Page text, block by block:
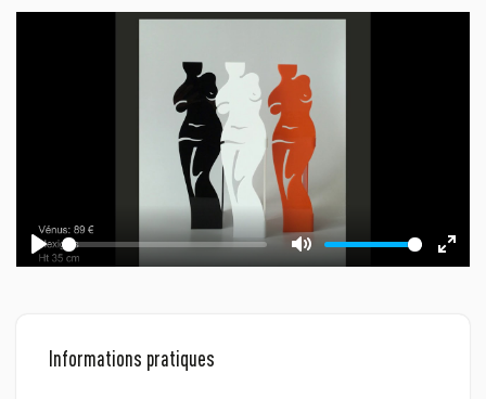
Play Mute
Enter
Informations pratiques